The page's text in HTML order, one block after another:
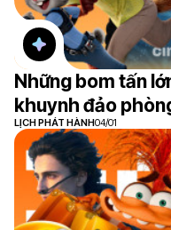
Những bom tấn
khuynh đảo
LỊCH PHÁT HÀNH04/01